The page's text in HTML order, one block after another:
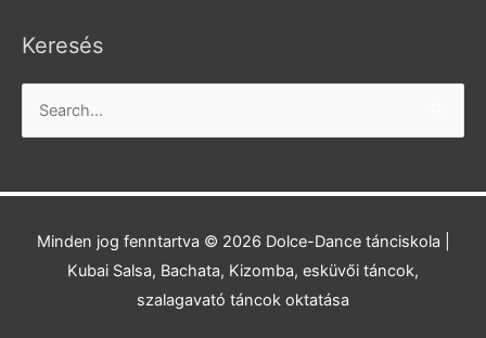
Keresés
Search
for:
Minden jog fenntartva © 2026 Dolce-Dance tánciskola
Kubai Salsa, Bachata, Kizomba, esküvői táncok,
szalagavató táncok oktatása